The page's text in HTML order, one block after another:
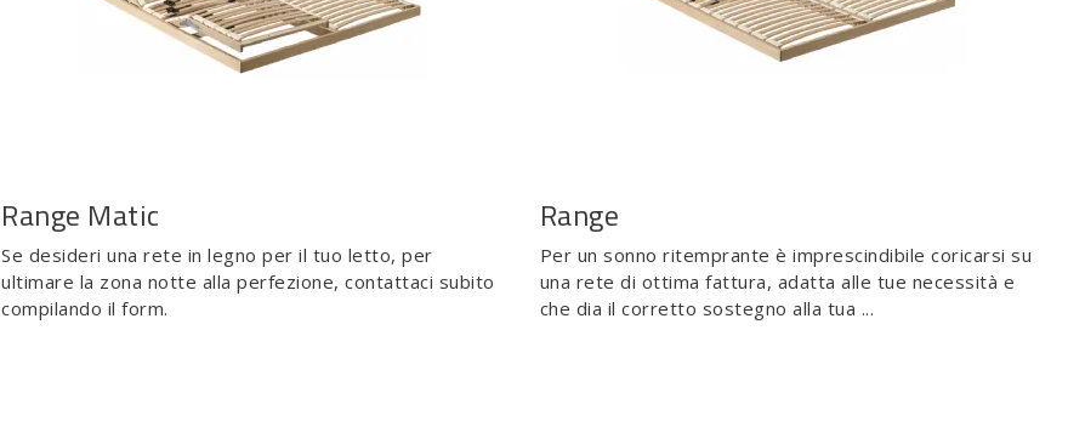
Range Matic
Se desideri una rete in legno per il tuo letto, per
ultimare la zona notte alla perfezione, contattaci subito
compilando il form.
Range
Per un sonno ritemprante è imprescindibile coricarsi su
una rete di ottima fattura, adatta alle tue necessità e
che dia il corretto sostegno alla tua ...